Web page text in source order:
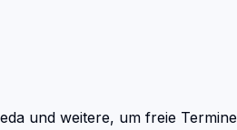
und weitere, um freie